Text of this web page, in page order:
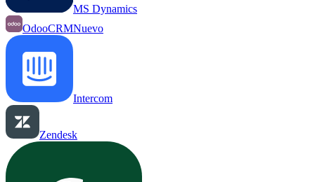
MS Dynamics
OdooCRMNuevo
Intercom
Zendesk